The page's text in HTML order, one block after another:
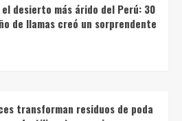
desierto más árido del Perú: 30
de llamas creó un sorprendente
transforman residuos de poda